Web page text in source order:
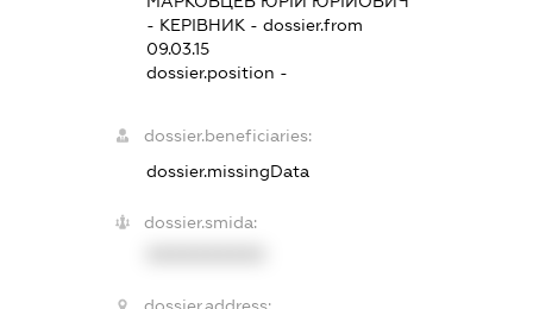
- КЕРІВНИК - dossier.from
09.03.15
dossier.position -
dossier.beneficiaries:
dossier.missingData
dossier.smida: